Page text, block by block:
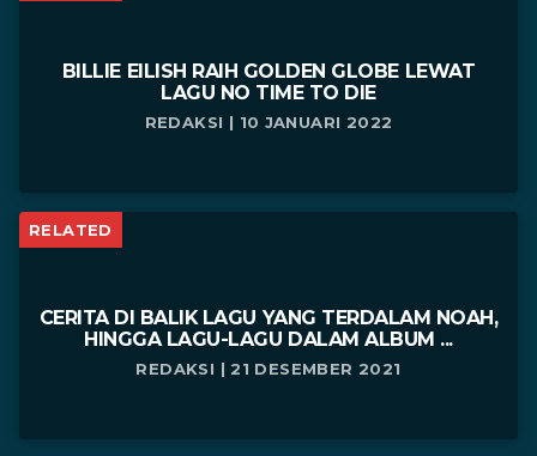
BILLIE EILISH RAIH GOLDEN GLOBE LEWAT
LAGU NO TIME TO DIE
REDAKSI | 10 JANUARI 2022
RELATED
CERITA DI BALIK LAGU YANG TERDALAM NOAH,
HINGGA LAGU-LAGU DALAM ALBUM ...
REDAKSI | 21 DESEMBER 2021